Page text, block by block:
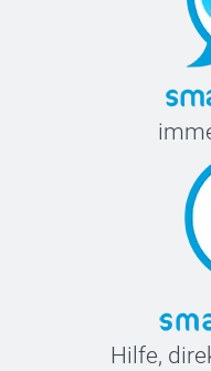
Hilfe,